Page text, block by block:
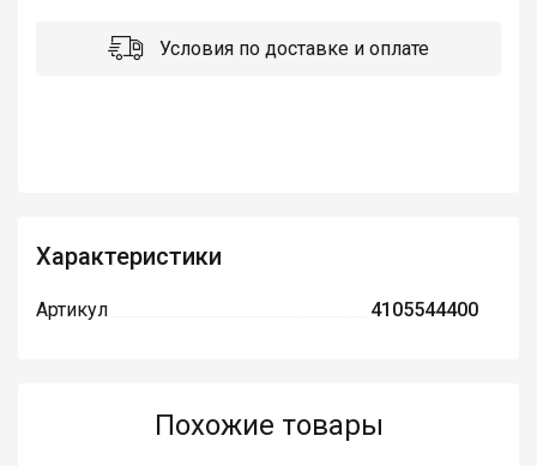
Условия по доставке и оплате
Характеристики
Артикул 4105544400
Похожие товары